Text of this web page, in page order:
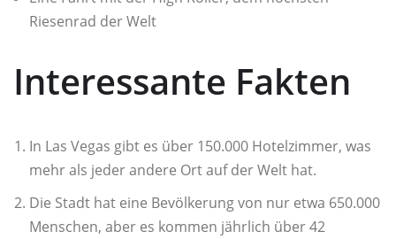
Riesenrad der Welt
Interessante Fakten
In Las Vegas gibt es über 150.000 Hotelzimmer, was
mehr als jeder andere Ort auf der Welt hat.
Die Stadt hat eine Bevölkerung von nur etwa 650.000
Menschen, aber es kommen jährlich über 42